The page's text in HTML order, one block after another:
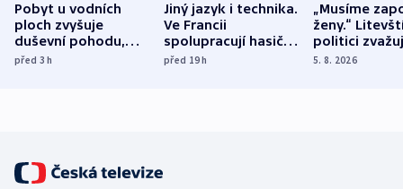
Pobyt u vodních
ploch zvyšuje
duševní pohodu,
ukázala
před 3h
Jiný jazyk i technika.
Ve Francii
spolupracují hasiči z
různých zemí
před 19h
„Musíme
ženy.“
politici
dohodu o
5. 8. 2026